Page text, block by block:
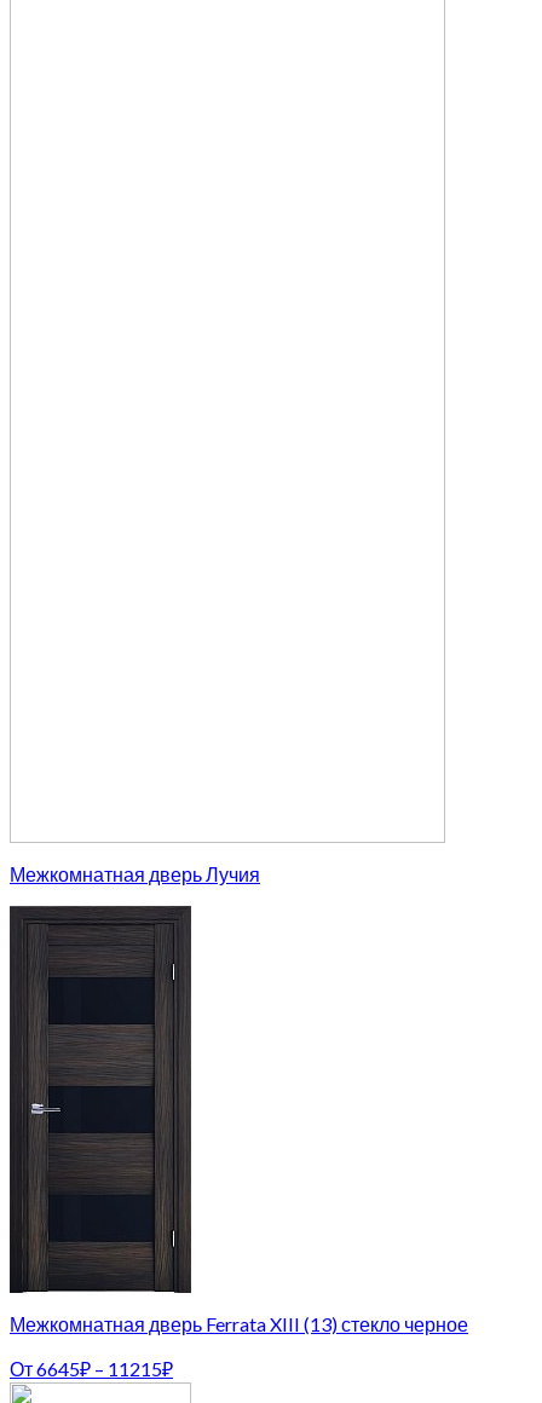
Межкомнатная дверь Лучия
Межкомнатная дверь Ferrata XIII (13) стекло черное
От6645₽ – 11215₽